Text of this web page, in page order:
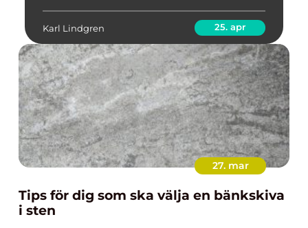
Karl Lindgren 25. apr
27. mar
Tips för dig som ska välja en bänkskiva
i sten